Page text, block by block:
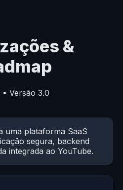
&
• Versão 3.0
uma plataforma SaaS
segura, backend
integrada ao YouTube.